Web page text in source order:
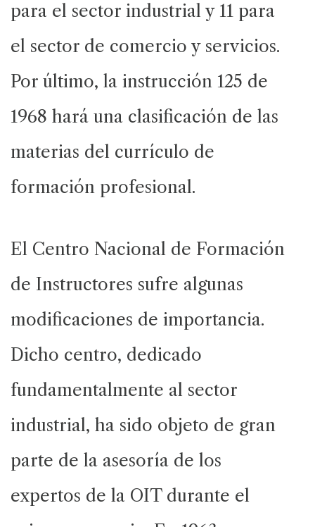
para el sector industrial y 11 para
el sector de comercio y servicios.
Por último, la instrucción 125 de
1968 hará una clasificación de las
materias del currículo de
formación profesional.
El Centro Nacional de Formación
de Instructores sufre algunas
modificaciones de importancia.
Dicho centro, dedicado
fundamentalmente al sector
industrial, ha sido objeto de gran
parte de la asesoría de los
expertos de la OIT durante el